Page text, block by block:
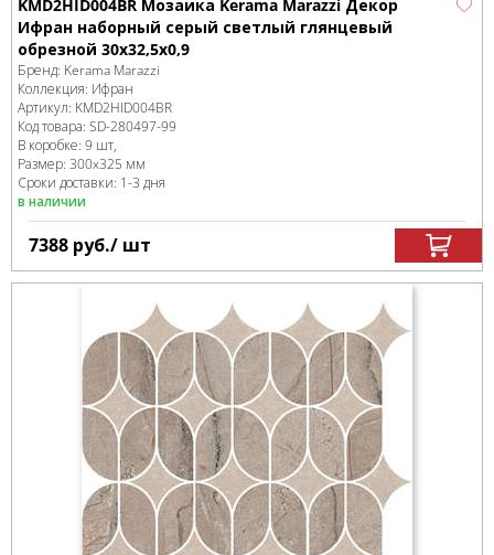
KMD2HID004BR Мозаика Kerama Marazzi Декор
Ифран наборный серый светлый глянцевый
обрезной 30x32,5x0,9
Бренд: Kerama Marazzi
Коллекция: Ифран
Артикул: KMD2HID004BR
Код товара: SD-280497-99
В коробке: 9 шт,
Размер: 300x325 мм
Сроки доставки: 1-3 дня
в наличии
7388 руб./ шт